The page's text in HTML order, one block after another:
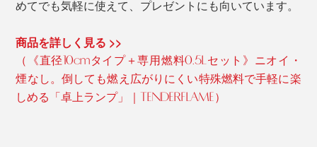
めてでも気軽に使えて、プレゼントにも向いています。
商品を詳しく見る >>
（《直径10cmタイプ＋専用燃料0.5Lセット》ニオイ・
煙なし。倒しても燃え広がりにくい特殊燃料で手軽に楽
しめる「卓上ランプ」｜TENDERFLAME）